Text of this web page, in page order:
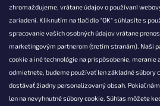
zhromažďujeme, vrátane údajov o používaní
zariadení. Kliknutím na tlačidlo "OK" súhlasíte s
spracovanie vašich osobných údajov vrátane
marketingovým partnerom (tretím stranám). Naši
cookie a iné technológie na prispôsobenie, meranie
odmietnete, budeme používať len základné súbory
dostávať žiadny personalizovaný obsah. Pokiaľ
len na nevyhnutné súbory cookie. Súhlas môžete
info@falanzo.sk
Falanzo.sk
FalanzoSK